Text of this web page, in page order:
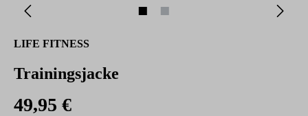
LIFE FITNESS
Trainingsjacke
49,95 €